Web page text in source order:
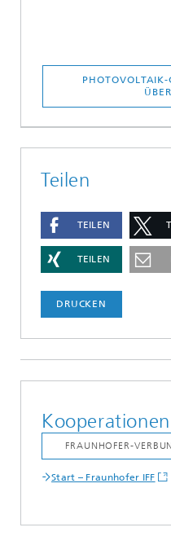
PHOTOVOLTAIK-
Teilen
TEILEN
TEILEN
DRUCKEN
Kooperationen
Start – Fraunhofer IFF